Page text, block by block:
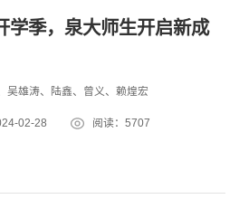
学季，泉大师生开启新成
吴雄涛、陆鑫、曾义、赖煌宏
02-28 阅读： 5707